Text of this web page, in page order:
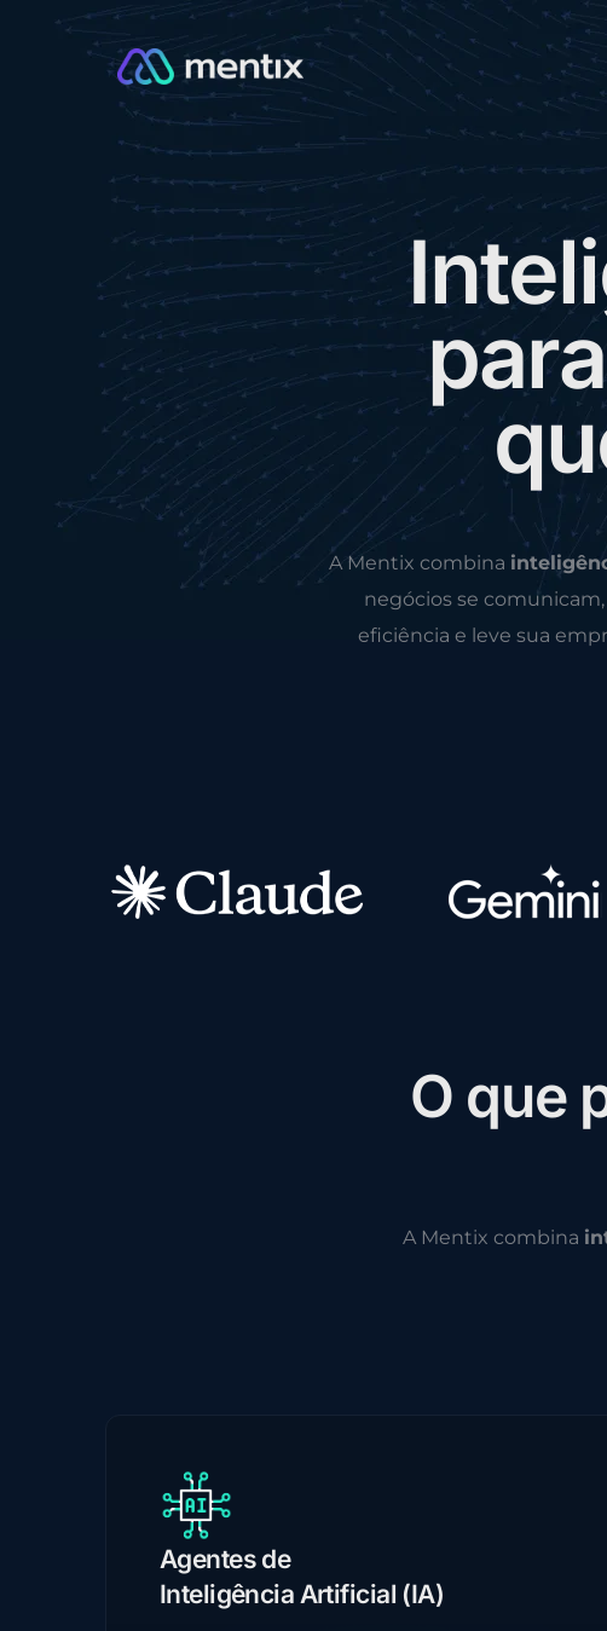
Inteli
para
qu
A Mentix combina
negócios se
eficiência e leve sua
O que
A Mentix combina
Agentes de
Inteligência Artificial (IA)